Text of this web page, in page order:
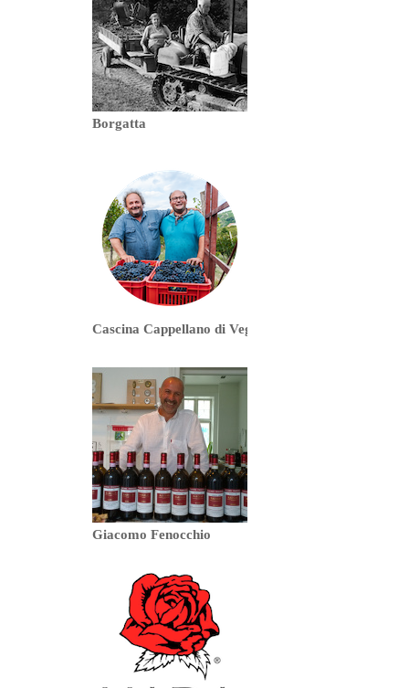
Borgatta
Cascina Cappellano di Veglio
Giacomo Fenocchio